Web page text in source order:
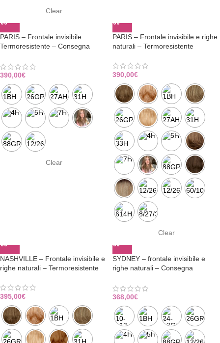
Clear
PARIS – Frontale invisibile
Termoresistente – Consegna
390,00€
Clear
PARIS – Frontale invisibile e righe
naturali – Termoresistente
390,00€
Clear
NASHVILLE – Frontale invisibile e
righe naturali – Termoresistente
395,00€
SYDNEY – frontale invisibile e
righe naturali – Consegna
368,00€